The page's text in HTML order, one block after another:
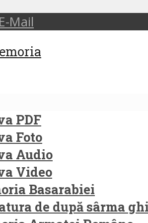
Mail
PDF
Foto
Audio
Video
Basarabiei
de după sârma